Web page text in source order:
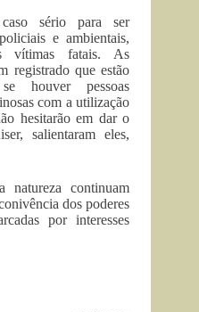
sério para ser
e ambientais,
vítimas fatais. As
registrado que estão
houver pessoas
com a utilização
hesitarão em dar o
salientaram eles,
natureza continuam
dos poderes
por interesses